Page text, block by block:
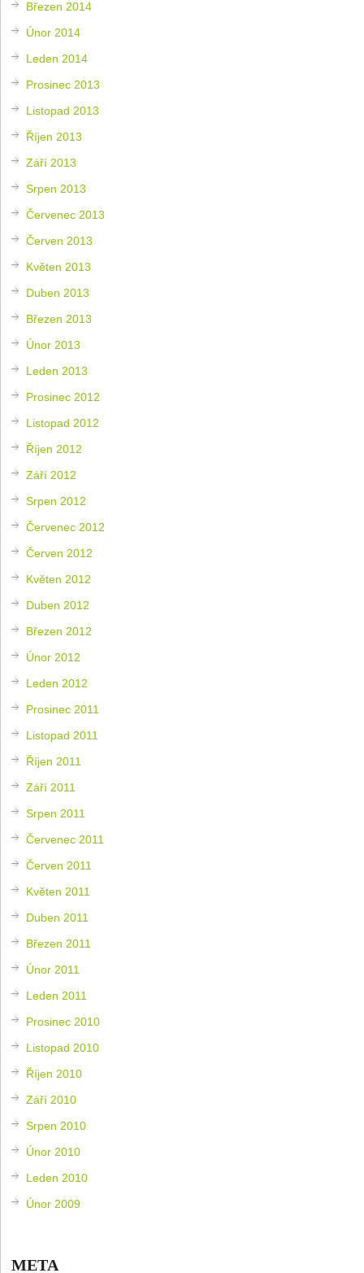
Březen 2014
Únor 2014
Leden 2014
Prosinec 2013
Listopad 2013
Říjen 2013
Září 2013
Srpen 2013
Červenec 2013
Červen 2013
Květen 2013
Duben 2013
Březen 2013
Únor 2013
Leden 2013
Prosinec 2012
Listopad 2012
Říjen 2012
Září 2012
Srpen 2012
Červenec 2012
Červen 2012
Květen 2012
Duben 2012
Březen 2012
Únor 2012
Leden 2012
Prosinec 2011
Listopad 2011
Říjen 2011
Září 2011
Srpen 2011
Červenec 2011
Červen 2011
Květen 2011
Duben 2011
Březen 2011
Únor 2011
Leden 2011
Prosinec 2010
Listopad 2010
Říjen 2010
Září 2010
Srpen 2010
Únor 2010
Leden 2010
Únor 2009
META